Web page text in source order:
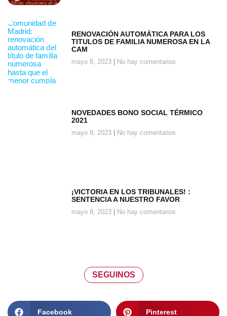
RENOVACIÓN AUTOMÁTICA PARA LOS
TITULOS DE FAMILIA NUMEROSA EN LA
CAM
mayo 8, 2023 No hay comentarios
NOVEDADES BONO SOCIAL TÉRMICO
2021
mayo 8, 2023 No hay comentarios
¡VICTORIA EN LOS TRIBUNALES! :
SENTENCIA A NUESTRO FAVOR
mayo 8, 2023 No hay comentarios
SEGUINOS
Facebook Pinterest